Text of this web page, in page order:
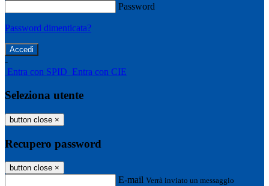
Password
Password dimenticata?
-
Entra con SPID Entra con CIE
Seleziona utente
button close ×
Recupero password
button close ×
E-mail Verrà inviato un messaggio